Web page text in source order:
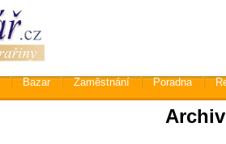
Bazar Zaměstnání Poradna